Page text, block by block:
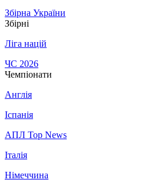
Збірна України
Збірні
Ліга націй
ЧС 2026
Чемпіонати
Англія
Іспанія
АПЛ Top News
Італія
Німеччина